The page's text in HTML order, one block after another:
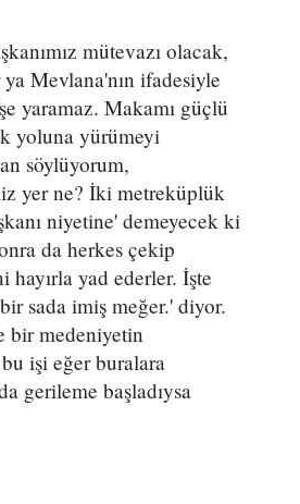
mütevazı olacak,
Mevlana'nın ifadesiyle
yaramaz. Makamı güçlü
yoluna yürümeyi
söylüyorum,
yer ne? İki metreküplük
niyetine' demeyecek ki
da herkes çekip
hayırla yad ederler. İşte
sada imiş meğer.' diyor.
bir medeniyetin
işi eğer buralara
gerileme başladıysa